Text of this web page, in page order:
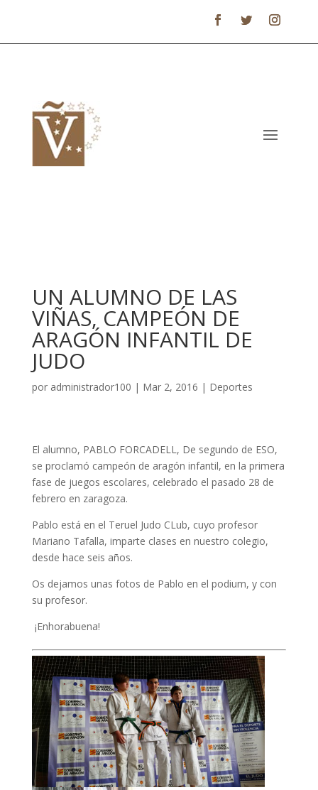
UN ALUMNO DE LAS
VIÑAS, CAMPEÓN DE
ARAGÓN INFANTIL DE
JUDO
por administrador100 | Mar 2, 2016 | Deportes
El alumno, PABLO FORCADELL, De segundo de ESO,
se proclamó campeón de aragón infantil, en la primera
fase de juegos escolares, celebrado el pasado 28 de
febrero en zaragoza.
Pablo está en el Teruel Judo CLub, cuyo profesor
Mariano Tafalla, imparte clases en nuestro colegio,
desde hace seis años.
Os dejamos unas fotos de Pablo en el podium, y con
su profesor.
¡Enhorabuena!